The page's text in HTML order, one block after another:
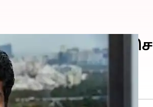
போராட்டம்